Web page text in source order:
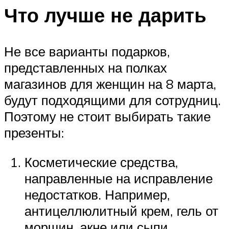
Что лучше не дарить
Не все варианты подарков,
представленных на полках
магазинов для женщин на 8 марта,
будут подходящими для сотрудниц.
Поэтому не стоит выбирать такие
презенты:
Косметические средства,
направленные на исправление
недостатков. Например,
антицеллюлитный крем, гель от